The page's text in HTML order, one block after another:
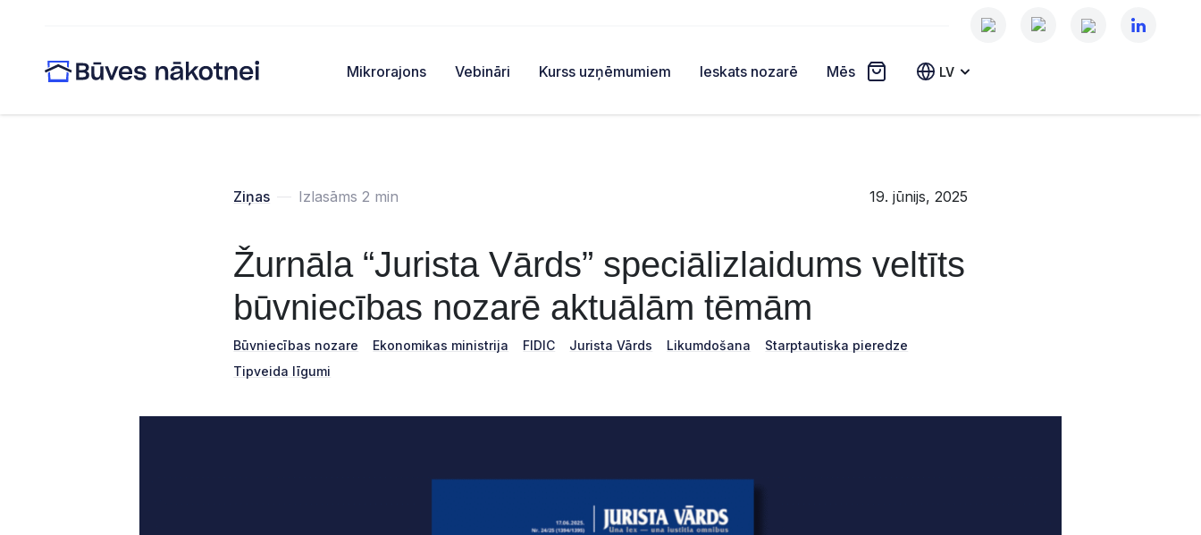
Mikrorajons Vebināri Kurss uzņēmumiem Ieskats nozarē Mēs LV
Ziņas Izlasāms 2 min 19. jūnijs, 2025
Žurnāla “Jurista Vārds” speciālizlaidums veltīts
būvniecības nozarē aktuālām tēmām
Būvniecības nozare Ekonomikas ministrija FIDIC Jurista Vārds Likumdošana
Starptautiska pieredze
Tipveida līgumi